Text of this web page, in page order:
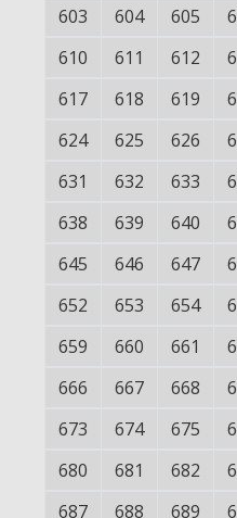
603
604 605
610
611 612
617
618 619
624
625 626
631
632 633
638
639 640
645
646 647
652
653 654
659
660 661
666
667 668
673
674 675
680
681 682
687
688 689